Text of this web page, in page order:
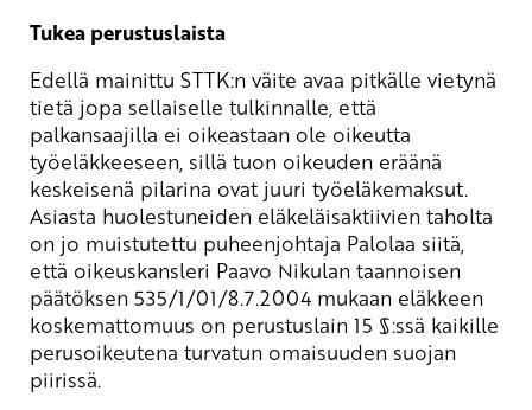
Tukea perustuslaista
Edellä mainittu STTK:n väite avaa pitkälle vietynä
tietä jopa sellaiselle tulkinnalle, että
palkansaajilla ei oikeastaan ole oikeutta
työeläkkeeseen, sillä tuon oikeuden eräänä
keskeisenä pilarina ovat juuri työeläkemaksut.
Asiasta huolestuneiden eläkeläisaktiivien taholta
on jo muistutettu puheenjohtaja Palolaa siitä,
että oikeuskansleri Paavo Nikulan taannoisen
päätöksen 535/1/01/8.7.2004 mukaan eläkkeen
koskemattomuus on perustuslain 15 §:ssä kaikille
perusoikeutena turvatun omaisuuden suojan
piirissä.